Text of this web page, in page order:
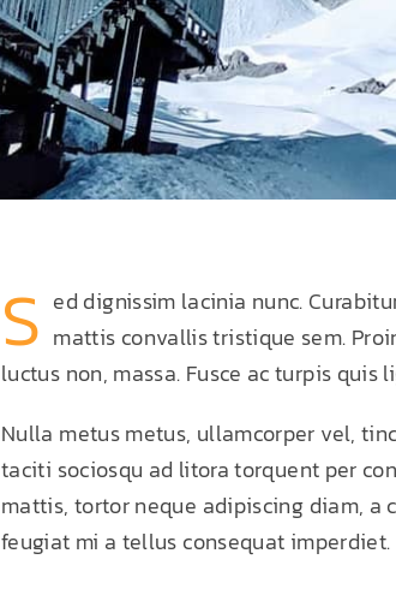
S ed dignissim lacinia nunc.
mattis convallis tristique sem.
luctus non, massa. Fusce ac turpis
Nulla metus metus, ullamcorper vel,
taciti sociosqu ad litora torquent per
mattis, tortor neque adipiscing diam, a
feugiat mi a tellus consequat